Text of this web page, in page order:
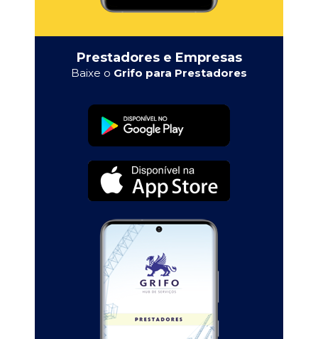
Prestadores e Empresas
Baixe o Grifo para Prestadores